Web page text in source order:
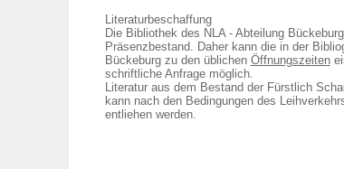
Literaturbeschaffung
Die Bibliothek des NLA - Abteilung
Präsenzbestand. Daher kann die in der
Bückeburg zu den üblichen Öffnungszeiten
schriftliche Anfrage möglich.
Literatur aus dem Bestand der Fürstlich
kann nach den Bedingungen des
entliehen werden.